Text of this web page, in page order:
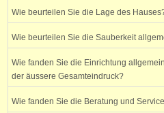
Wie beurteilen Sie die Lage des
Wie beurteilen Sie die Sauberkeit
Wie fanden Sie die Einrichtung
der äussere Gesamteindruck?
Wie fanden Sie die Beratung und